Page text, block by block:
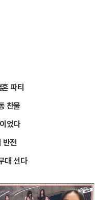
파티
찬물
었다
반전
대 선다